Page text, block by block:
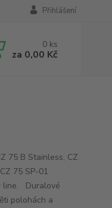
Přihlášení
0 ks
za 0,00 Kč
75 B Stainless, CZ
75 SP-01
line. Duralové
polohách a